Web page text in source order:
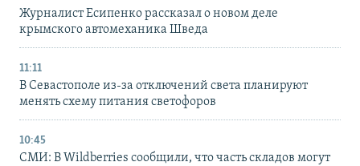
Журналист Есипенко рассказал о новом деле
крымского автомеханика Шведа
11:11
В Севастополе из-за отключений света планируют
менять схему питания светофоров
10:45
СМИ: В Wildberries сообщили, что часть складов могут